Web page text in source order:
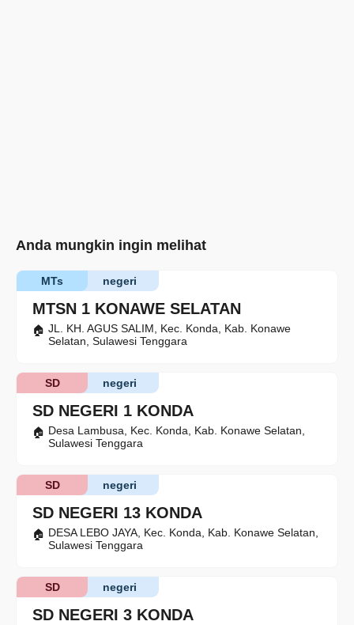
Anda mungkin ingin melihat
MTSN 1 KONAWE SELATAN
negeri
MTs
JL. KH. AGUS SALIM, Kec. Konda, Kab. Konawe
Selatan, Sulawesi Tenggara
SD NEGERI 1 KONDA
negeri
SD
Desa Lambusa, Kec. Konda, Kab. Konawe Selatan,
Sulawesi Tenggara
SD NEGERI 13 KONDA
negeri
SD
DESA LEBO JAYA, Kec. Konda, Kab. Konawe Selatan,
Sulawesi Tenggara
SD NEGERI 3 KONDA
negeri
SD